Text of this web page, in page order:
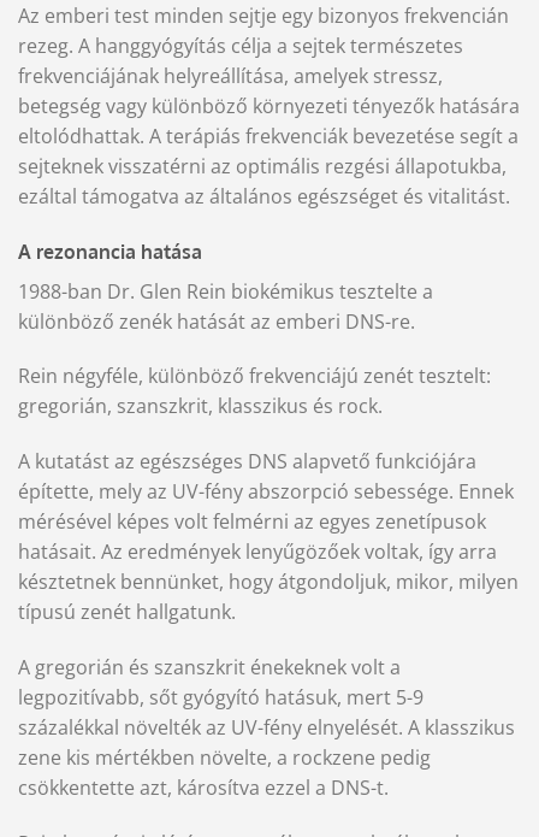
Az emberi test minden sejtje egy bizonyos frekvencián
rezeg. A hanggyógyítás célja a sejtek természetes
frekvenciájának helyreállítása, amelyek stressz,
betegség vagy különböző környezeti tényezők hatására
eltolódhattak. A terápiás frekvenciák bevezetése segít a
sejteknek visszatérni az optimális rezgési állapotukba,
ezáltal támogatva az általános egészséget és vitalitást.
A rezonancia hatása
1988-ban Dr. Glen Rein biokémikus tesztelte a
különböző zenék hatását az emberi DNS-re.
Rein négyféle, különböző frekvenciájú zenét tesztelt:
gregorián, szanszkrit, klasszikus és rock.
A kutatást az egészséges DNS alapvető funkciójára
építette, mely az UV-fény abszorpció sebessége. Ennek
mérésével képes volt felmérni az egyes zenetípusok
hatásait. Az eredmények lenyűgözőek voltak, így arra
késztetnek bennünket, hogy átgondoljuk, mikor, milyen
típusú zenét hallgatunk.
A gregorián és szanszkrit énekeknek volt a
legpozitívabb, sőt gyógyító hatásuk, mert 5-9
százalékkal növelték az UV-fény elnyelését. A klasszikus
zene kis mértékben növelte, a rockzene pedig
csökkentette azt, károsítva ezzel a DNS-t.